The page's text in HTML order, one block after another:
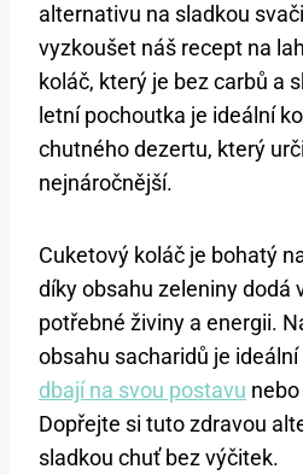
alternativu na sladkou
vyzkoušet náš recept na
koláč, který je bez carbů a
letní pochoutka je ideální
⁢chutného dezertu, který
nejnáročnější.
Cuketový koláč‌ je bohatý
díky obsahu zeleniny dodá
potřebné živiny ⁣a energii.
⁤obsahu sacharidů je ideální
dbají na svou postavu
Dopřejte si tuto zdravou
sladkou​ chuť bez výčitek.